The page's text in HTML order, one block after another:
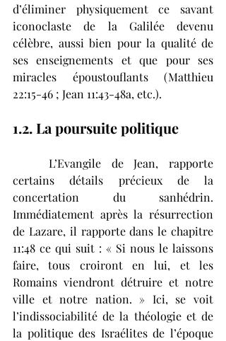
d’éliminer physiquement ce savant
iconoclaste de la Galilée devenu
célèbre, aussi bien pour la qualité de
ses enseignements et que pour ses
miracles époustouflants (Matthieu
22:15-46 ; Jean 11:43-48a, etc.).
1.2. La poursuite politique
certains détails précieux de la
concertation du sanhédrin.
Immédiatement après la résurrection
de Lazare, il rapporte dans le chapitre
11:48 ce qui suit : « Si nous le laissons
faire, tous croiront en lui, et les
Romains viendront détruire et notre
ville et notre nation. » Ici, se voit
l’indissociabilité de la théologie et de
la politique des Israélites de l’époque